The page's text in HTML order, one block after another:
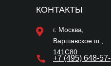
КОНТАКТЫ
+7 (495) 648-57-
г. Москва,
Варшавское ш.,
141С80